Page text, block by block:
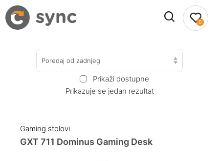
0
Poredaj od zadnjeg
Prikaži dostupne
Prikazuje se jedan rezultat
Gaming stolovi
GXT 711 Dominus Gaming Desk